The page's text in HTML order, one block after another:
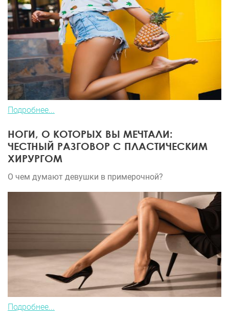
Подробнее...
НОГИ, О КОТОРЫХ ВЫ МЕЧТАЛИ:
ЧЕСТНЫЙ РАЗГОВОР С ПЛАСТИЧЕСКИМ
ХИРУРГОМ
О чем думают девушки в примерочной?
Подробнее...